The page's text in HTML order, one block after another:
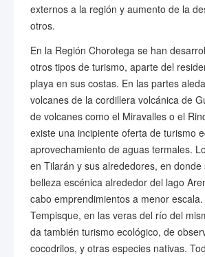
externos a la región y aumento de la
otros.
En la Región Chorotega se han
otros tipos de turismo, aparte del
playa en sus costas. En las partes
volcanes de la cordillera volcánica de
de volcanes como el Miravalles o el
existe una incipiente oferta de turismo
aprovechamiento de aguas termales.
en Tilarán y sus alrededores, en
belleza escénica alrededor del lago
cabo emprendimientos a menor
Tempisque, en las veras del río del
da también turismo ecológico, de
cocodrilos, y otras especies nativas.